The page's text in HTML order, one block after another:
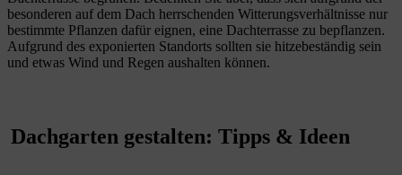
besonderen auf dem Dach herrschenden Witterungsverhältnisse nur
bestimmte Pflanzen dafür eignen, eine Dachterrasse zu bepflanzen.
Aufgrund des exponierten Standorts sollten sie hitzebeständig sein
und etwas Wind und Regen aushalten können.
Dachgarten gestalten: Tipps & Ideen